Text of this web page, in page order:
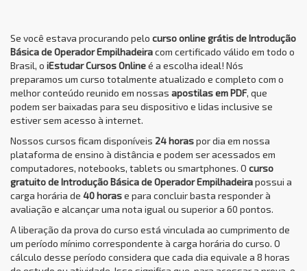
Se você estava procurando pelo curso online grátis de Introdução
Básica de Operador Empilhadeiracom certificado válido em todo o
Brasil, o iEstudar Cursos Onlineé a escolha ideal! Nós
preparamos um curso totalmente atualizado e completo com o
melhor conteúdo reunido em nossas apostilas em PDF, que
podem ser baixadas para seu dispositivo e lidas inclusive se
estiver sem acesso à internet.
Nossos cursos ficam disponíveis 24 horaspor dia em nossa
plataforma de ensino à distância e podem ser acessados em
computadores, notebooks, tablets ou smartphones. O curso
gratuito de Introdução Básica de Operador Empilhadeirapossui a
carga horária de 40 horase para concluir basta responder à
avaliação e alcançar uma nota igual ou superior a 60 pontos.
A liberação da prova do curso está vinculada ao cumprimento de
um período mínimo correspondente à carga horária do curso. O
cálculo desse período considera que cada dia equivale a 8 horas